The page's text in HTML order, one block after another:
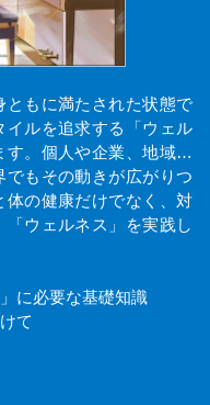
ともに満たされた状態で
イルを追求する「ウェル
す。個人や企業、地域…
でもその動きが広がりつ
体の健康だけでなく、対
ウェルネス」を実践し
に必要な基礎知識
て